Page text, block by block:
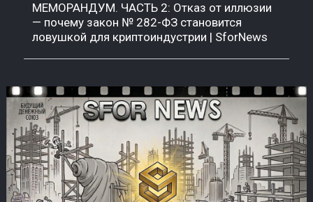
МЕМОРАНДУМ. ЧАСТЬ 2: Отказ от иллюзии
— почему закон № 282-ФЗ становится
ловушкой для криптоиндустрии | SforNews